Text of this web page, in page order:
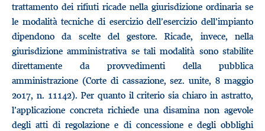
trattamento dei rifiuti ricade nella giurisdizione ordinaria se
le modalità tecniche di esercizio dell’esercizio dell’impianto
dipendono da scelte del gestore. Ricade, invece, nella
giurisdizione amministrativa se tali modalità sono stabilite
direttamente da provvedimenti della pubblica
amministrazione (Corte di cassazione, sez. unite, 8 maggio
2017, n. 11142). Per quanto il criterio sia chiaro in astratto,
l’applicazione concreta richiede una disamina non agevole
degli atti di regolazione e di concessione e degli obblighi